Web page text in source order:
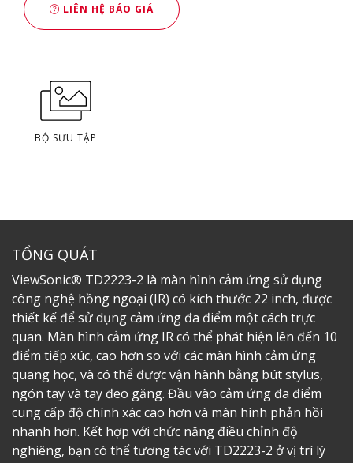
LIÊN HỆ BÁO GIÁ
BỘ SƯU TẬP
TỔNG QUÁT
ViewSonic® TD2223-2 là màn hình cảm ứng sử dụng
công nghệ hồng ngoại (IR) có kích thước 22 inch, được
thiết kế để sử dụng cảm ứng đa điểm một cách trực
quan. Màn hình cảm ứng IR có thể phát hiện lên đến 10
điểm tiếp xúc, cao hơn so với các màn hình cảm ứng
quang học, và có thể được vận hành bằng bút stylus,
ngón tay và tay đeo găng. Đầu vào cảm ứng đa điểm
cung cấp độ chính xác cao hơn và màn hình phản hồi
nhanh hơn. Kết hợp với chức năng điều chỉnh độ
nghiêng, bạn có thể tương tác với TD2223-2 ở vị trí lý